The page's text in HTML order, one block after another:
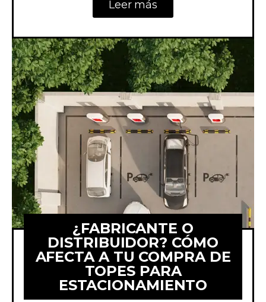
Leer más
¿FABRICANTE O
DISTRIBUIDOR? CÓMO
AFECTA A TU COMPRA DE
TOPES PARA
ESTACIONAMIENTO
Comparamos comprar topes
para estacionamiento